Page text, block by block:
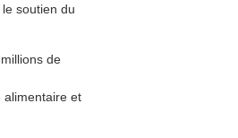
soutien du
de
alimentaire et